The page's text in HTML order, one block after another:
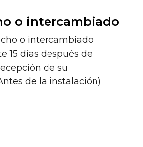
o intercambiado
o intercambiado
15 días después de
de su
de la instalación)